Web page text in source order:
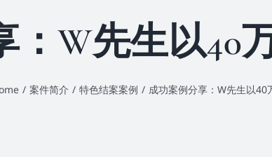
：W先生以40
/ 案件简介 / 特色结案案例 / 成功案例分享：W先生以40